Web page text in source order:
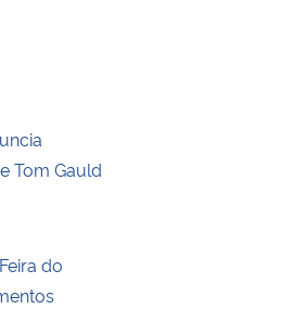
Tom Gauld
do